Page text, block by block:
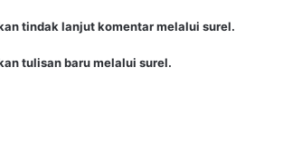
tindak lanjut komentar melalui surel.
tulisan baru melalui surel.